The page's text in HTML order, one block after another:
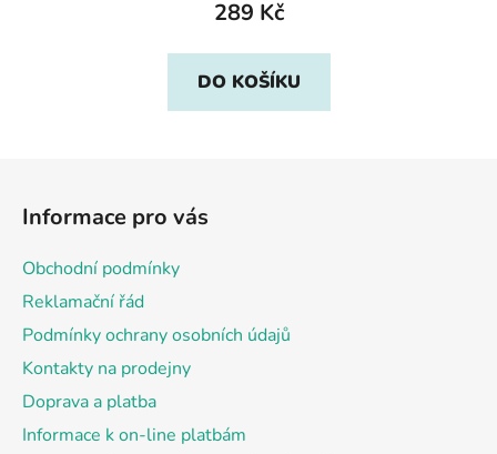
289 Kč
DO KOŠÍKU
Informace pro vás
Obchodní podmínky
Reklamační řád
Podmínky ochrany osobních údajů
Kontakty na prodejny
Doprava a platba
Informace k on-line platbám